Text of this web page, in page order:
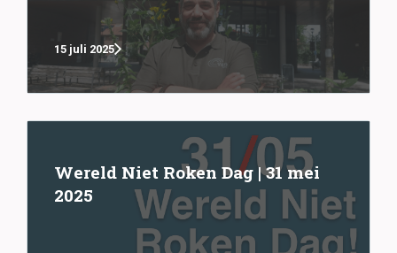
15 juli 2025
Wereld Niet Roken Dag | 31 mei
2025